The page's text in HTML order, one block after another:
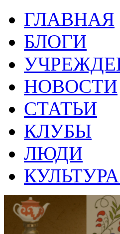
ГЛАВНАЯ
БЛОГИ
НОВОСТИ
СТАТЬИ
КЛУБЫ
ЛЮДИ